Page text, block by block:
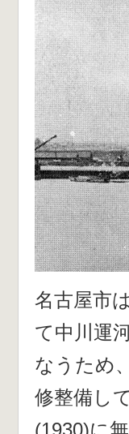
名古屋市
て中川運
なうため
修整備し